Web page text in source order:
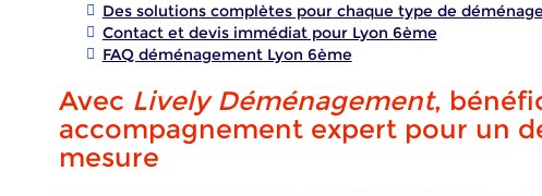
Des solutions complètes pour chaque type de
Contact et devis immédiat pour Lyon 6ème
FAQ déménagement Lyon 6ème
Avec Lively Déménagement,
accompagnement expert pour un
mesure